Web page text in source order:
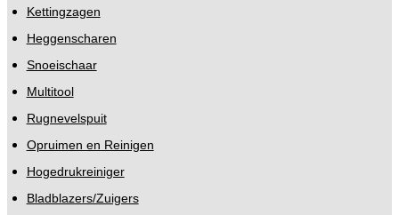
Kettingzagen
Heggenscharen
Snoeischaar
Multitool
Rugnevelspuit
Opruimen en Reinigen
Hogedrukreiniger
Bladblazers/Zuigers